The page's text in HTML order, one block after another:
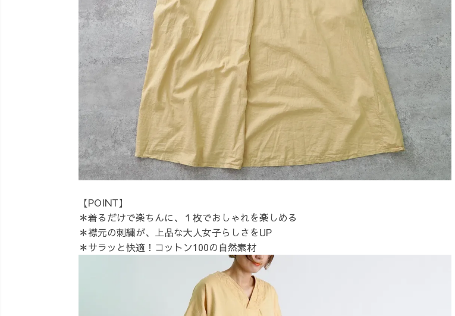
【POINT】
＊着るだけで楽ちんに、１枚でおしゃれを楽しめる
＊襟元の刺繍が、上品な大人女子らしさをUP
＊サラッと快適！コットン100の自然素材